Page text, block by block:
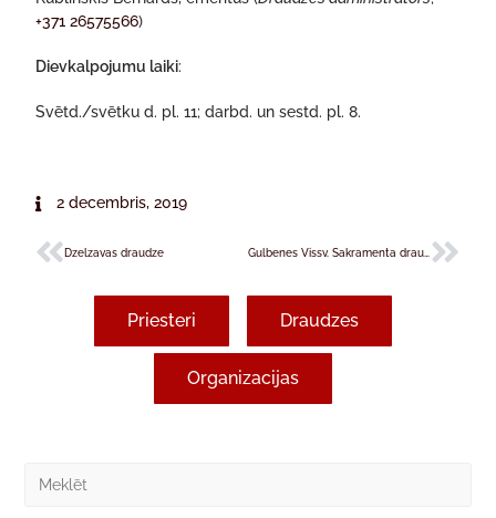
+371 26575566)
Dievkalpojumu laiki:
Svētd./svētku d. pl. 11; darbd. un sestd. pl. 8.
2 decembris, 2019
Dzelzavas draudze Gulbenes Vissv. Sakramenta draudze
Priesteri Draudzes
Organizacijas